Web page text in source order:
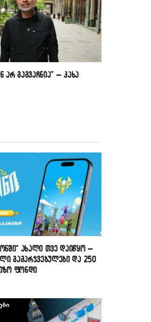
არ გაგვაჩნია” – კახა
ახალი თვე დაიწყო –
გამარჯვებულები და 250
ფონდი